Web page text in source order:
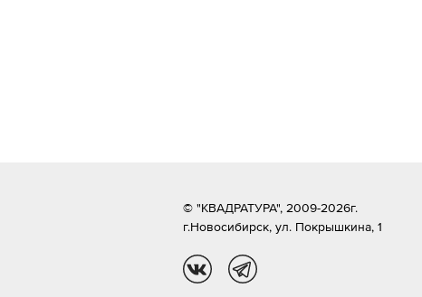
© "КВАДРАТУРА", 2009-2026г.
г.Новосибирск, ул. Покрышкина, 1